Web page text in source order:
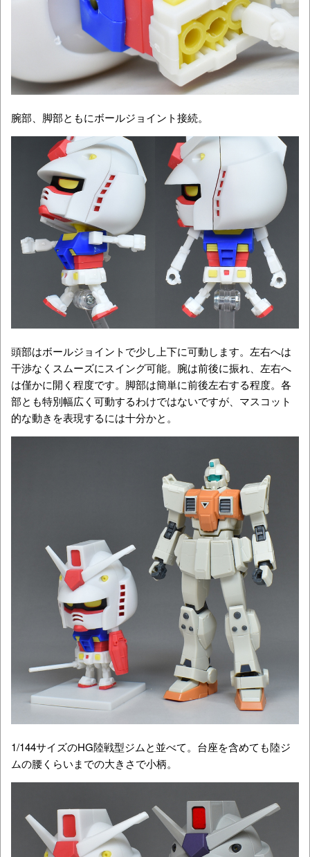
腕部、脚部ともにボールジョイント接続。
頭部はボールジョイントで少し上下に可動します。左右へは
干渉なくスムーズにスイング可能。腕は前後に振れ、左右へ
は僅かに開く程度です。脚部は簡単に前後左右する程度。各
部とも特別幅広く可動するわけではないですが、マスコット
的な動きを表現するには十分かと。
1/144サイズのHG陸戦型ジムと並べて。台座を含めても陸ジ
ムの腰くらいまでの大きさで小柄。